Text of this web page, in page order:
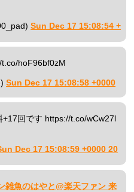
Sun Dec 17 15:08:54 +
hoF96bf0zM
Sun Dec 17 15:08:58 +0000
回です https://t.co/wCw27l
Dec 17 15:08:59 +0000 20
雑魚のはやと@楽天ファン 来